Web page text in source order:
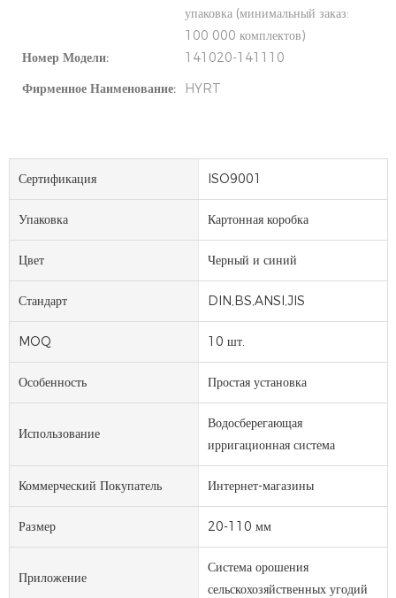
упаковка (минимальный заказ:
100 000 комплектов)
Номер Модели:
141020-141110
Фирменное Наименование:
HYRT
Сертификация ISO9001
Упаковка Картонная коробка
Цвет Черный и синий
Стандарт DIN,BS,ANSI,JIS
MOQ 10 шт.
Особенность Простая установка
Использование
Водосберегающая
ирригационная система
Коммерческий Покупатель Интернет-магазины
Размер 20-110 мм
Приложение
Система орошения
сельскохозяйственных угодий